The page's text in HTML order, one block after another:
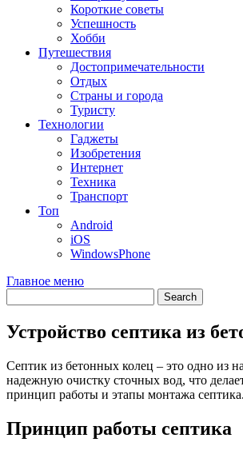
Короткие советы
Успешность
Хобби
Путешествия
Достопримечательности
Отдых
Страны и города
Туристу
Технологии
Гаджеты
Изобретения
Интернет
Техника
Транспорт
Топ
Android
iOS
WindowsPhone
Главное меню
Устройство септика из
Септик из бетонных колец – это одно из
надежную очистку сточных вод, что
принцип работы и этапы монтажа септика.
Принцип работы септика